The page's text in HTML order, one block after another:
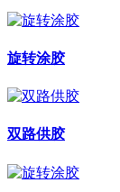
旋转涂胶
双路供胶